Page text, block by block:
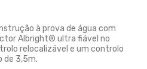
à prova de água com
Albright® ultra fiável no
relocalizável e um controlo
de 3,5m.